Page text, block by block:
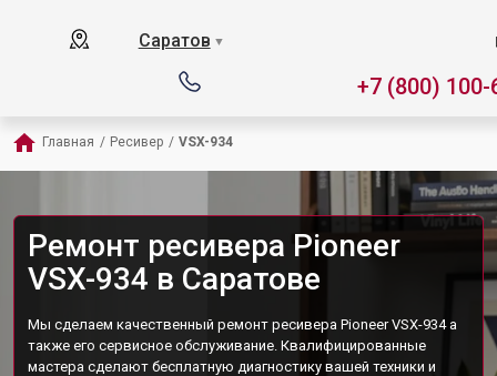
Саратов ▼
+7 (800) 100-
Главная / Ресивер / VSX-934
Ремонт ресивера Pioneer
VSX-934 в Саратове
Мы сделаем качественный ремонт ресивера Pioneer VSX-934 а
также его сервисное обслуживание. Квалифицированные
мастера сделают бесплатную диагностику вашей техники и